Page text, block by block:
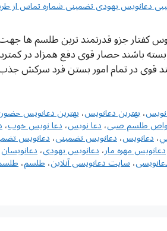
دعانویس یهودی تضمینی شماره تماس از طریق واتس
کفتار جزو قدرتمند ترین طلسم ها
باشند حصار قوی دفع همزاد در
قوی در تمام امور بستن فرد سرکش
نویس،بهترین دعانویس،بهترین دعانویس
طلسم صبی،دعا نویس،دعا نویس خوب،
،دعانویس،دعانویس تضمینی،دعانویس
دعانویس مهره مار،دعانویس یهودی،دعانویسان
،سایت دعانویسی آنلاین،طلسم،